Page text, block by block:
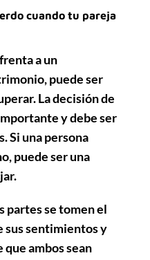
cuando tu pareja
a un
puede ser
La decisión de
y debe ser
Si una persona
puede ser una
partes se tomen el
sus sentimientos y
ambos sean